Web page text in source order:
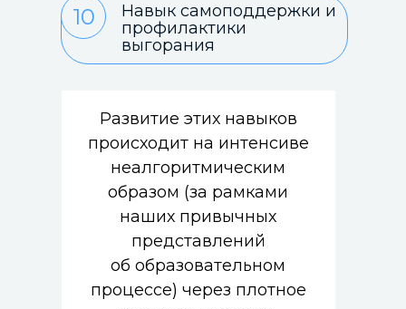
Развитие этих навыков
происходит на интенсиве
неалгоритмическим
образом (за рамками
наших привычных
представлений
об образовательном
процессе) через плотное
10
Навык самоподдержки и
профилактики
выгорания